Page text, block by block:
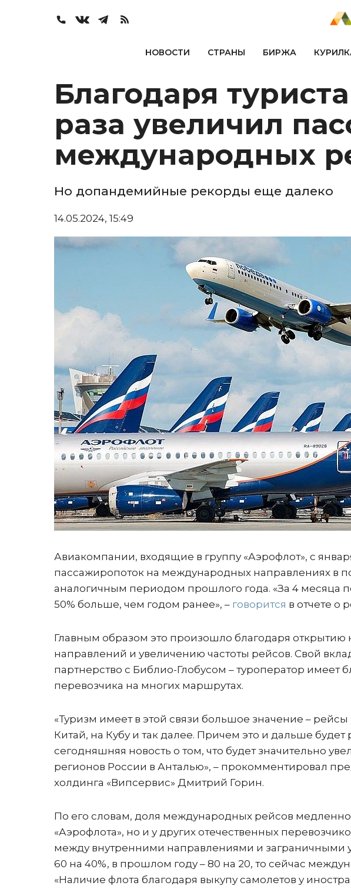
НОВОСТИ СТРАНЫ БИРЖА
Благодаря
раза увеличил
международных
Но допандемийные рекорды еще далеко
14.05.2024, 15:49
Авиакомпании, входящие в группу «Аэрофлот», с
пассажиропоток на международных направлениях в
аналогичным периодом прошлого года. «За 4 месяца
50% больше, чем годом ранее», – говорится в отчете о
Главным образом это произошло благодаря открытию
направлений и увеличению частоты рейсов. Свой
партнерство с Библио-Глобусом – туроператор имеет
перевозчика на многих маршрутах.
«Туризм имеет в этой связи большое значение –
Китай, на Кубу и так далее. Причем это и дальше
сегодняшняя новость о том, что будет значительно
регионов России в Анталью», – прокомментировал
холдинга «Випсервис» Дмитрий Горин.
По его словам, доля международных рейсов
«Аэрофлота», но и у других отечественных
между внутренними направлениями и заграничными
60 на 40%, в прошлом году – 80 на 20, то сейчас
«Наличие флота благодаря выкупу самолетов у